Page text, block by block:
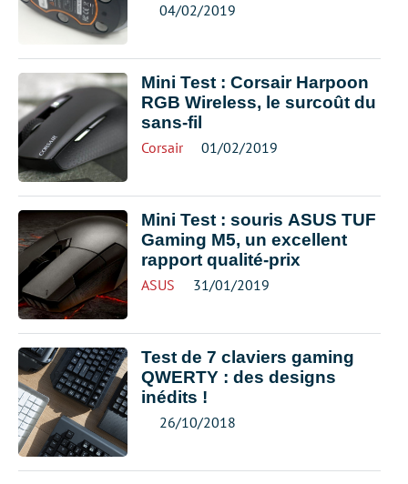
04/02/2019
Mini Test : Corsair Harpoon
RGB Wireless, le surcoût du
sans-fil
Corsair 01/02/2019
Mini Test : souris ASUS TUF
Gaming M5, un excellent
rapport qualité-prix
ASUS 31/01/2019
Test de 7 claviers gaming
QWERTY : des designs
inédits !
26/10/2018